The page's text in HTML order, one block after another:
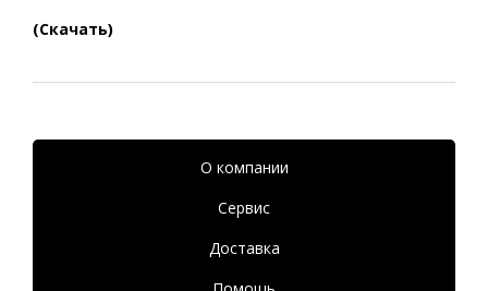
(Скачать)
О компании
Сервис
Доставка